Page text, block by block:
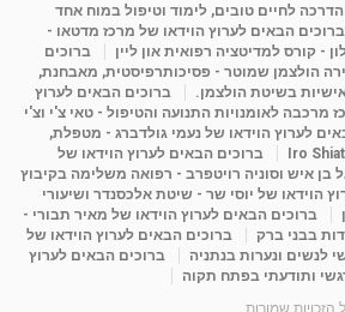
הדרכה לחיים טובים, לימוד וטיפול במוח אחד
ברוכים הבאים לערוץ הוידאו של מרכז מדטאו -
- קורס למדיטציה רפואית און ליין
ברוכים
הולצמן שמוטר - פסיכותרפיסטית, מאבחנת,
בשיטת הולצמן.
ברוכים הבאים לערוץ
מרכבה לאומנויות התנועה והטיפול - טאי צ'י וצ'י
לערוץ הוידאו של נעמי גולדברג - מטפלת,
ברוכים הבאים לערוץ הוידאו של
בן איש וסוניה רויטפרב - רפואה משלימה בקיבוץ
הוידאו של יוסי שר - שיטת אלכסנדר ושיעורי
ברוכים הבאים לערוץ הוידאו של מאיר תבורי -
בבני ברק
ברוכים הבאים לערוץ הוידאו של
לנשים ונערות בנתניה
ברוכים הבאים לערוץ
ותודעתי בפתח תקוה